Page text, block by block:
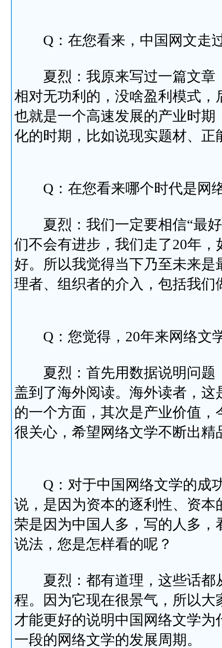
Q：在您看来，中国网文走
夏烈：我原来写过一篇文章
相对无功利的，没啥盈利模式
也就是一个高速发展的产业时
化的时期，比如说现实题材、
Q：在您看来哪个时代是网络
夏烈：我们一定要相信“最好
们不会有进步，我们走了20年
好。所以我觉得当下乃至未来
理者、组织者的介入，包括我们
Q：您觉得，20年来网络文
夏烈：首先用数据说明问题
盖到了海外阅读。海外读者，
的一个方面，其次是产业价值
很关心，希望网络文学不断出精
Q：对于中国网络文学的成
说，是因为资本的逐利性、资
荣是因为中国人多，写的人多
说法，您是怎样看的呢？
夏烈：都有道理，这些话都
程。因为它现在很景气，所以
才能更好的说明中国网络文学
一段的网络文学的发展周期。